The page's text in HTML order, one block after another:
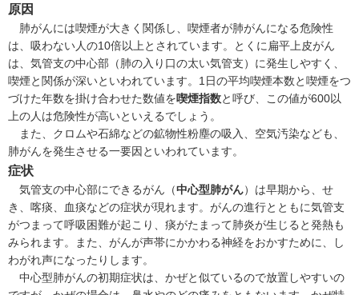
原因
肺がんには喫煙が大きく関係し、喫煙者が肺がんになる危険性
は、吸わない人の10倍以上とされています。とくに扁平上皮がん
は、気管支の中心部（肺の入り口の太い気管支）に発生しやすく、
喫煙と関係が深いといわれています。1日の平均喫煙本数と喫煙をつ
づけた年数を掛け合わせた数値を喫煙指数と呼び、この値が600以
上の人は危険性が高いといえるでしょう。
また、クロムや石綿などの鉱物性粉塵の吸入、空気汚染なども、
肺がんを発生させる一要因といわれています。
症状
気管支の中心部にできるがん（中心型肺がん）は早期から、せ
き、喀痰、血痰などの症状が現れます。がんの進行とともに気管支
がつまって呼吸困難が起こり、痰がたまって肺炎が生じると発熱も
みられます。また、がんが声帯にかかわる神経をおかすために、し
わがれ声になったりします。
中心型肺がんの初期症状は、 かぜと似ているので放置しやすいの